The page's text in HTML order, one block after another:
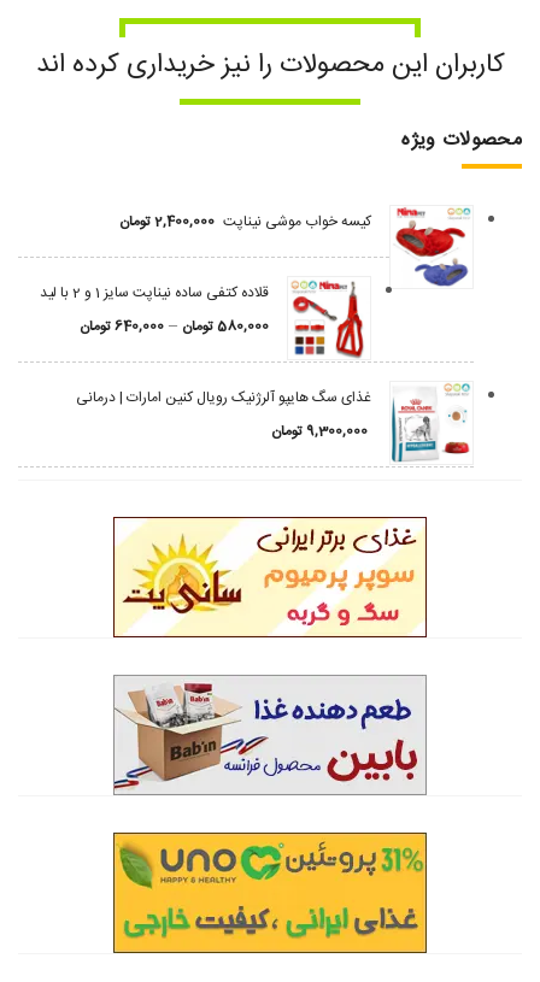
کاربران این محصولات را نیز خریداری کرده اند
محصولات ویژه
کیسه خواب موشی نیناپت 2,400,000تومان
قلاده کتفی ساده نیناپت سایز 1 و 2 با لید
580,000تومان –
640,000تومان
غذای سگ هایپو آلرژنیک رویال کنین امارات | درمانی
9,300,000 تومان